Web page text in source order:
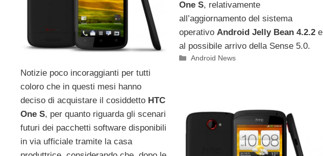
One S, relativamente
all’aggiornamento del sistema
operativo Android Jelly Bean 4.2.2e
al possibile arrivo della Sense 5.0.
Categorie
Android News
Notizie poco incoraggianti per tutti
coloro che in questi mesi hanno
deciso di acquistare il cosiddetto HTC
One S, per quanto riguarda gli scenari
futuri dei pacchetti software disponibili
in via ufficiale tramite la casa